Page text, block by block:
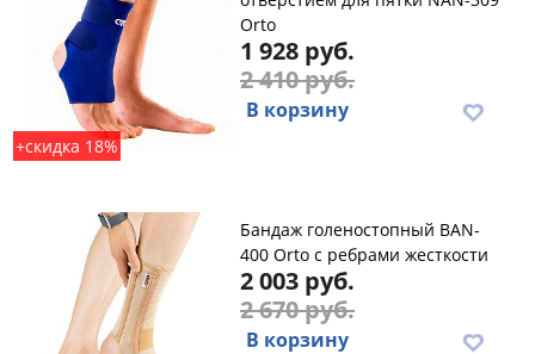
+скидка 18%
Orto
1 928 руб.
2 410 руб.
В корзину
Бандаж голеностопный BAN-
400 Orto с ребрами жесткости
2 003 руб.
2 670 руб.
В корзину